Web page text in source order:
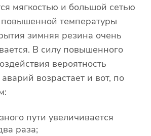
мягкостью и большой сетью
температуры
зимняя резина очень
В силу повышенного
вероятность
возрастает и вот, по
пути увеличивается
раза;